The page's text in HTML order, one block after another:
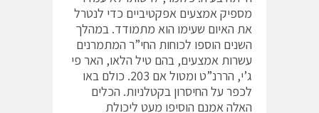
מספיק אמצעים אפקטיביים כדי לנטרל
את האיום שעימו הוא מתמודד. במהלך
השנים הוספו לכוחות החי”ר המתמרנים
עשרות אמצעים, בהם טיל הלאו, האר פי
ג’י, הררנ”ט ומטול אם 203. כולם באו
לכפר על החיסרון בקטלניות. הכלים
האלה אמנם הוסיפו מעט ליכולת